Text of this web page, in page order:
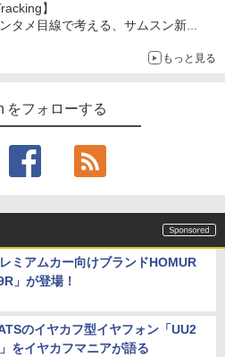
】
タメ目線で考える、サムスン新
もっと見る
をフォローする
ミアムカー向けブランドHOMUR
」が登場！
のイヤカフ型イヤフォン「UU2
をイヤカフマニアが語る